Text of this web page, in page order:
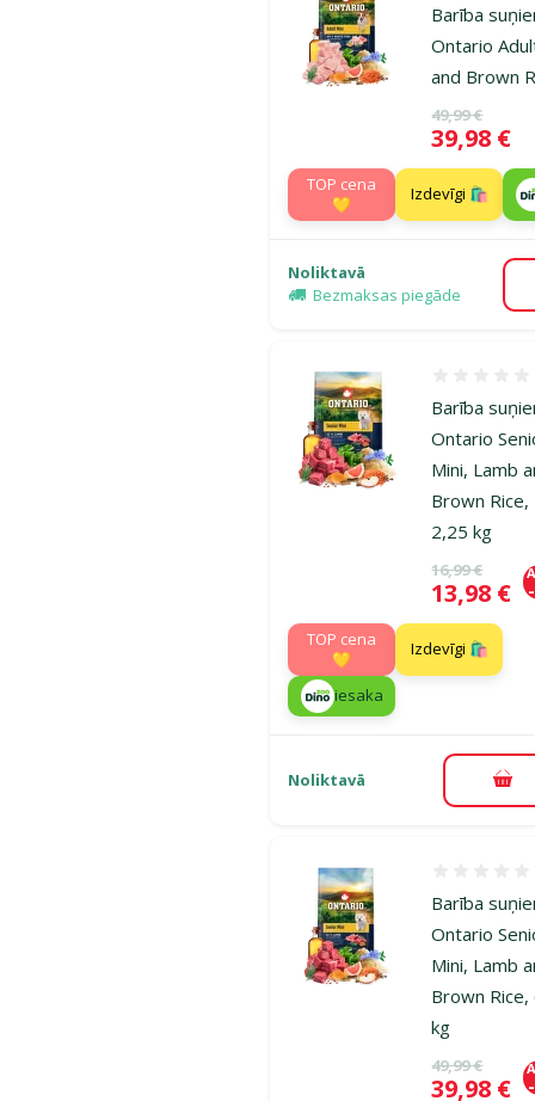
Barība
Ontario
and Brown
Oriģinālā
49,99 €
Cena
39,98 €
TOP cena
💛
Izdevīgi 🛍️
Noliktavā
Bezmaksas piegāde
Barība
Ontario
Mini, Lamb
Brown Rice,
2,25 kg
Oriģinālā
16,99 €
Cena
13,98 €
TOP cena
💛
Izdevīgi 🛍️
iesaka
Noliktavā
Barība
Ontario
Mini, Lamb
Brown Rice,
kg
Oriģinālā
49,99 €
Cena
39,98 €